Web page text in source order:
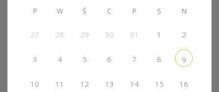
P W Ś C P S N
27 28 29 30 31 1 2
3 4 5 6 7 8 9
10 11 12 13 14 15 16